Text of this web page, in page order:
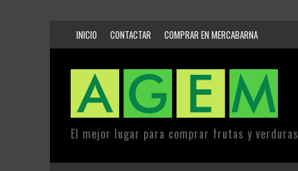
INICIO CONTACTAR COMPRAR EN MERCABARNA
El mejor lugar para comprar frutas y verduras